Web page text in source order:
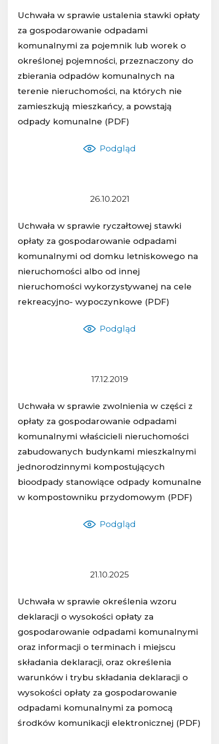
Nazwa dokumentu:
Uchwała w sprawie ustalenia stawki opłaty
za gospodarowanie odpadami
komunalnymi za pojemnik lub worek o
określonej pojemności, przeznaczony do
zbierania odpadów komunalnych na
terenie nieruchomości, na których nie
zamieszkują mieszkańcy, a powstają
odpady komunalne (PDF)
Podgląd
26.10.2021
Nazwa dokumentu:
Uchwała w sprawie ryczałtowej stawki
opłaty za gospodarowanie odpadami
komunalnymi od domku letniskowego na
nieruchomości albo od innej
nieruchomości wykorzystywanej na cele
rekreacyjno- wypoczynkowe (PDF)
Podgląd
17.12.2019
Nazwa dokumentu:
Uchwała w sprawie zwolnienia w części z
opłaty za gospodarowanie odpadami
komunalnymi właścicieli nieruchomości
zabudowanych budynkami mieszkalnymi
jednorodzinnymi kompostujących
bioodpady stanowiące odpady komunalne
w kompostowniku przydomowym (PDF)
Podgląd
21.10.2025
Nazwa dokumentu:
Uchwała w sprawie określenia wzoru
deklaracji o wysokości opłaty za
gospodarowanie odpadami komunalnymi
oraz informacji o terminach i miejscu
składania deklaracji, oraz określenia
warunków i trybu składania deklaracji o
wysokości opłaty za gospodarowanie
odpadami komunalnymi za pomocą
środków komunikacji elektronicznej (PDF)